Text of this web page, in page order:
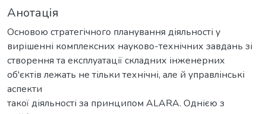
Анотація
Основою стратегічного планування діяльності у
вирішенні комплексних науково-технічних завдань зі
створення та експлуатації складних інженерних
об'єктів лежать не тільки технічні, але й управлінські
аспекти
такої діяльності за принципом ALARA. Однією з